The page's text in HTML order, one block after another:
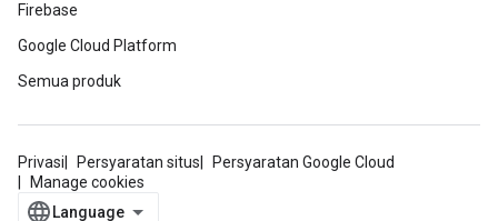
Firebase
Google Cloud Platform
Semua produk
Privasi Persyaratan situs
Persyaratan Google Cloud
Manage cookies